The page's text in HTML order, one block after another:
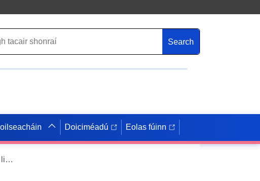
Search
Doiciméadú Eolas fúinn
WMS XPlanung BPL ‘Srian ar líon na n-aonad cónaithe i gcodanna den limistéar uirbeach, Northern Galgenberg’